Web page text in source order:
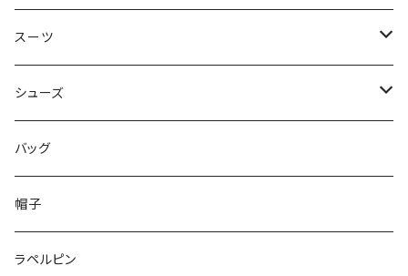
50/XL～
48/L
50/XL～
46/M
48/L
50/XL～
～44/S
46/M
48/L
50/XL～
スーツ
～44/S
46/M
48/L
50/XL～
シューズ
～25.5cm
26cm～
27cm～
バッグ
帽子
ラペルピン